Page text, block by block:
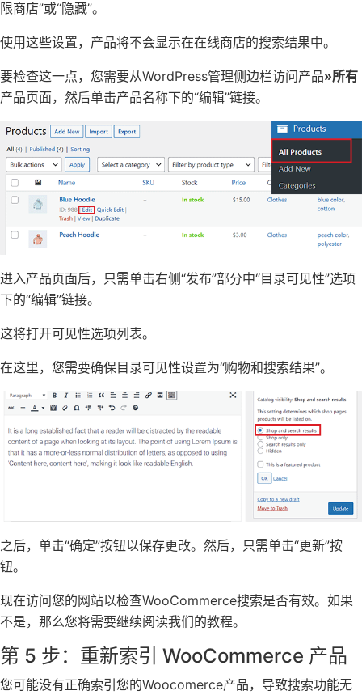
限商店”或“隐藏”。
使用这些设置，产品将不会显示在在线商店的搜索结果中。
要检查这一点，您需要从WordPress管理侧边栏访问产品»所有
产品页面，然后单击产品名称下的“编辑”链接。
进入产品页面后，只需单击右侧“发布”部分中“目录可见性”选项
下的“编辑”链接。
这将打开可见性选项列表。
在这里，您需要确保目录可见性设置为“购物和搜索结果”。
之后，单击“确定”按钮以保存更改。然后，只需单击“更新”按
钮。
现在访问您的网站以检查WooCommerce搜索是否有效。如果
不是，那么您将需要继续阅读我们的教程。
第 5 步：重新索引 WooCommerce 产品
您可能没有正确索引您的Woocomerce产品，导致搜索功能无